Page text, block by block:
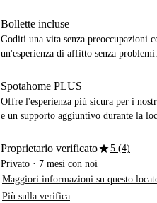
Bollette incluse
Goditi una vita senza preoccupazioni
un'esperienza di affitto senza problemi.
Spotahome PLUS
Offre l'esperienza più sicura per i
e un supporto aggiuntivo durante la
Proprietario verificatostar5 (4)
Privato · 7 mesi con noi
Maggiori informazioni su questo
Più sulla verifica